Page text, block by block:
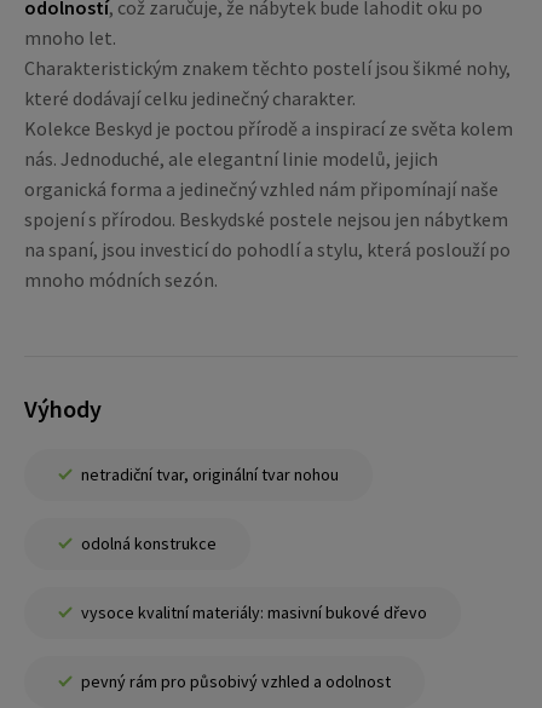
odolností, což zaručuje, že nábytek bude lahodit oku po
mnoho let.
Charakteristickým znakem těchto postelí jsou šikmé nohy,
které dodávají celku jedinečný charakter.
Kolekce Beskyd je poctou přírodě a inspirací ze světa kolem
nás. Jednoduché, ale elegantní linie modelů, jejich
organická forma a jedinečný vzhled nám připomínají naše
spojení s přírodou. Beskydské postele nejsou jen nábytkem
na spaní, jsou investicí do pohodlí a stylu, která poslouží po
mnoho módních sezón.
Výhody
netradiční tvar, originální tvar nohou
odolná konstrukce
vysoce kvalitní materiály: masivní bukové dřevo
pevný rám pro působivý vzhled a odolnost